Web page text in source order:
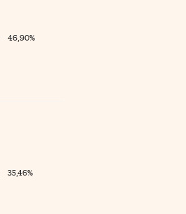
46,90%
35,46%